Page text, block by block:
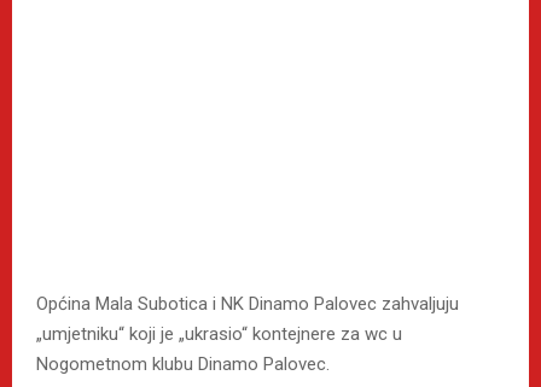
Općina Mala Subotica i NK Dinamo Palovec zahvaljuju
„umjetniku“ koji je „ukrasio“ kontejnere za wc u
Nogometnom klubu Dinamo Palovec.